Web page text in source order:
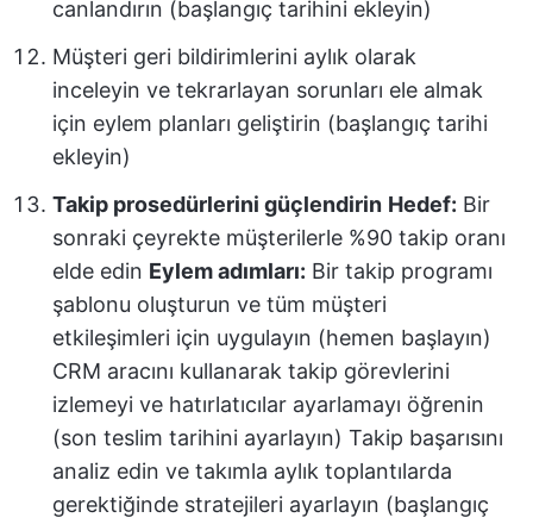
canlandırın (başlangıç tarihini ekleyin)
Müşteri geri bildirimlerini aylık olarak
inceleyin ve tekrarlayan sorunları ele almak
için eylem planları geliştirin (başlangıç tarihi
ekleyin)
Takip prosedürlerini güçlendirin Hedef: Bir
sonraki çeyrekte müşterilerle %90 takip oranı
elde edin Eylem adımları: Bir takip programı
şablonu oluşturun ve tüm müşteri
etkileşimleri için uygulayın (hemen başlayın)
CRM aracını kullanarak takip görevlerini
izlemeyi ve hatırlatıcılar ayarlamayı öğrenin
(son teslim tarihini ayarlayın) Takip başarısını
analiz edin ve takımla aylık toplantılarda
gerektiğinde stratejileri ayarlayın (başlangıç